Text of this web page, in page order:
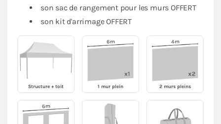
son sac de rangement pour les murs OFFERT
son kit d'arrimage OFFERT
Structure + toit 1 mur plein 2 murs pleins